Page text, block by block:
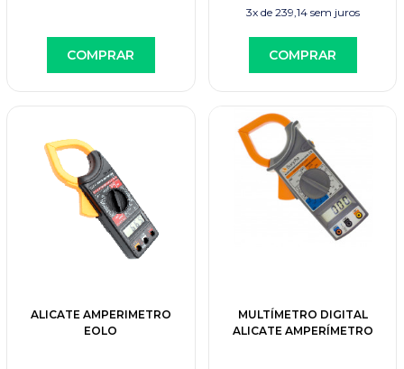
COMPRAR
3x de 239,14sem juros
COMPRAR
ALICATE AMPERIMETRO
EOLO
MULTÍMETRO DIGITAL
ALICATE AMPERÍMETRO